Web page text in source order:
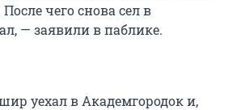
чего снова сел в
— заявили в паблике.
уехал в Академгородок и,